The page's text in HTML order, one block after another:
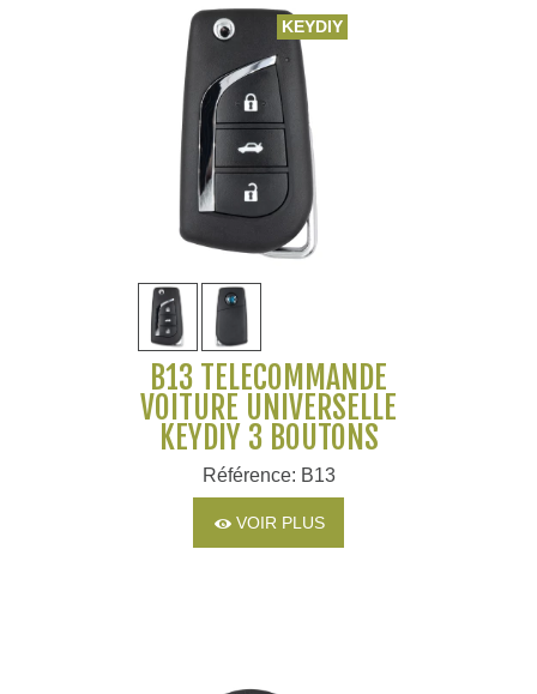
KEYDIY
B13 TÉLÉCOMMANDE
VOITURE UNIVERSELLE
KEYDIY 3 BOUTONS
Référence: B13
VOIR PLUS